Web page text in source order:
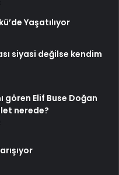
Yaşatılıyor
siyasi değilse kendim
gören Elif Buse Doğan
nerede?